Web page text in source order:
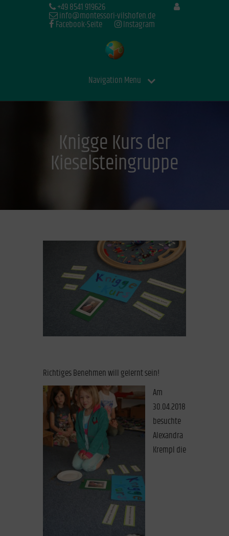
+49 8541 919626
info@montessori-vilshofen.de
Facebook-Seite Instagram
Navigation Menu
Knigge Kurs der
Kieselsteingruppe
Richtiges Benehmen will gelernt sein!
Am
30.04.2018
besuchte
Alexandra
Krempl die